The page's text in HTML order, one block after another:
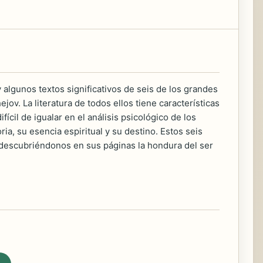
textos significativos de seis de los grandes
La literatura de todos ellos tiene características
de igualar en el análisis psicológico de los
su esencia espiritual y su destino. Estos seis
en sus páginas la hondura del ser